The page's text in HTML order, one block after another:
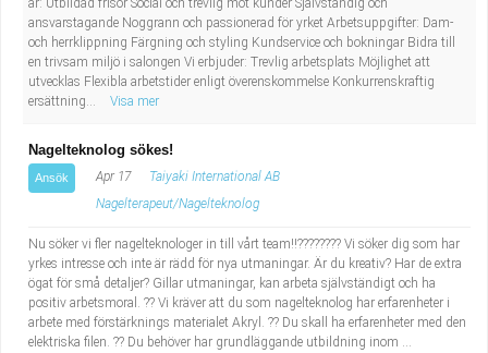
är: Utbildad frisör Social och trevlig mot kunder Självständig och
ansvarstagande Noggrann och passionerad för yrket Arbetsuppgifter: Dam-
och herrklippning Färgning och styling Kundservice och bokningar Bidra till
en trivsam miljö i salongen Vi erbjuder: Trevlig arbetsplats Möjlighet att
utvecklas Flexibla arbetstider enligt överenskommelse Konkurrenskraftig
ersättning...
Visa mer
Nagelteknolog sökes!
Ansök Apr 17
Taiyaki International AB
Nagelterapeut/Nagelteknolog
Nu söker vi fler nagelteknologer in till vårt team!!???????? Vi söker dig som har
yrkes intresse och inte är rädd för nya utmaningar. Är du kreativ? Har de extra
ögat för små detaljer? Gillar utmaningar, kan arbeta självständigt och ha
positiv arbetsmoral. ?? Vi kräver att du som nagelteknolog har erfarenheter i
arbete med förstärknings materialet Akryl. ?? Du skall ha erfarenheter med den
elektriska filen. ?? Du behöver har grundläggande utbildning inom ...